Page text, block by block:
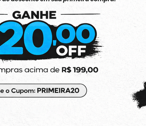
100% dos
exelente.
Tênis Adidas Park ST 2.0 Branco/